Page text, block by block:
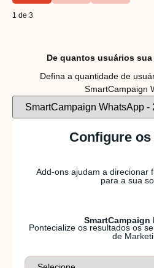
1 de 3
De quantos usuários
Defina a quantidade de
SmartCampaign
Configure
Add-ons ajudam a direcionar
para a sua
SmartCampaign
Pontecialize os resultados os
de